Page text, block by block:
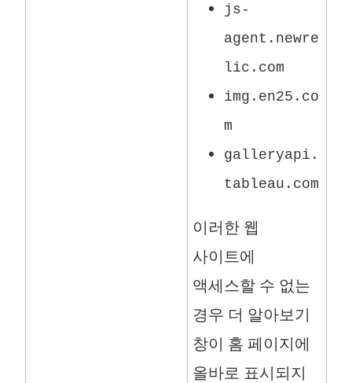
js-
agent.newre
lic.com
img.en25.co
m
galleryapi.
tableau.com
이러한 웹
사이트에
액세스할 수 없는
경우 더 알아보기
창이 홈 페이지에
올바로 표시되지